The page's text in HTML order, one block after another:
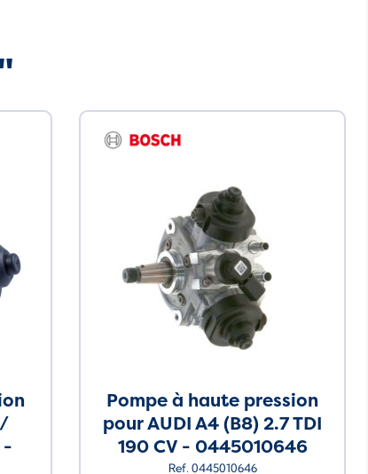
-
Pompe à haute pression
pour AUDI A4 (B8) 2.7 TDI
190 CV - 0445010646
Ref. 0445010646